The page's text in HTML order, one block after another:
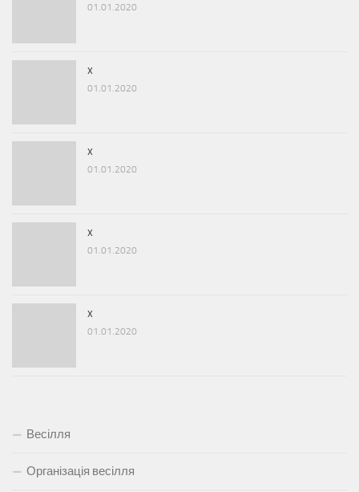
01.01.2020
x
01.01.2020
x
01.01.2020
x
01.01.2020
x
01.01.2020
Весілля
Організація весілля